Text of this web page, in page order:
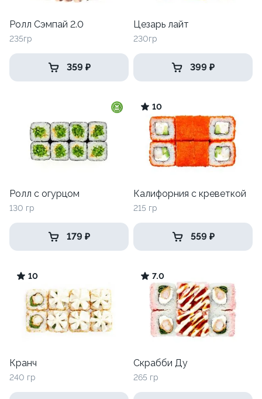
Ролл Сэмпай 2.0
235гр
359 ₽
Цезарь лайт
230гр
399 ₽
Ролл с огурцом
130 гр
179 ₽
10
Калифорния с креветкой
215 гр
559 ₽
10
Кранч
240 гр
7.0
Скрабби Ду
265 гр